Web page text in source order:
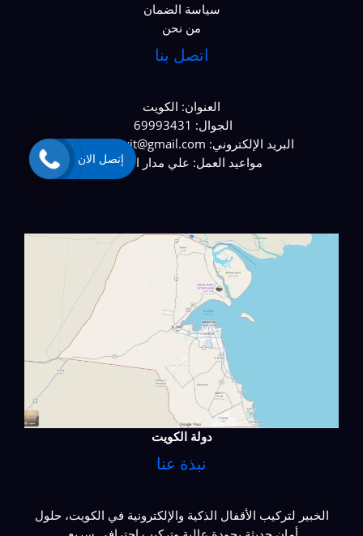
سياسة الضمان
من نحن
اتصل بنا
العنوان: الكويت
الجوال: 69993431
البريد الإلكتروني: najaralkawit@gmail.com
مواعيد العمل: علي مدار الساعة.
دولة الكويت
نبذة عنا
الخبير لتركيب الأقفال الذكية والإلكترونية في الكويت، حلول
إتصل الان